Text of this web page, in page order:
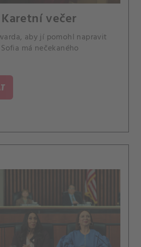
večer
aby jí pomohl napravit
má nečekaného